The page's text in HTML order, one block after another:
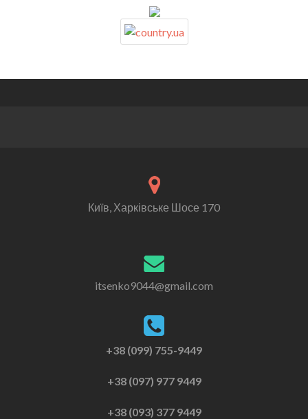
Київ, Харківське Шосе 170
itsenko9044@gmail.com
+38 (099) 755-9449
+38 (097) 977 9449
+38 (093) 377 9449